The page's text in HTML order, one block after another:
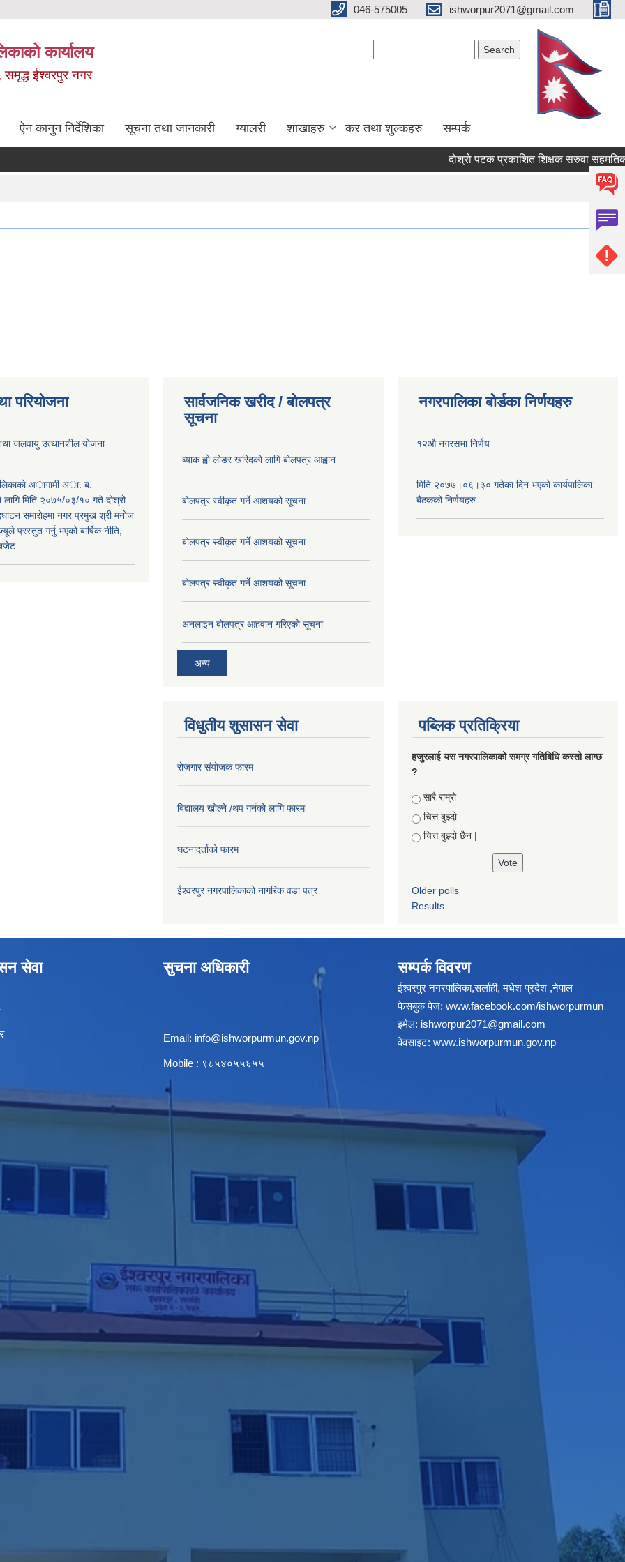
046-575005 ishworpur2071@gmail.com
कार्यालय
ईश्वरपुर नगर
ऐन कानुन निर्देशिका सूचना तथा जानकारी ग्यालरी शाखाहरु कर तथा शुल्कहरु सम्पर्क
दोश्रो पटक प्रकाशित शिक्षक सरुवा सहमतिको
परियोजना
जलवायु उत्थानशील योजना
अागामी अा. ब.
मिति २०७५/०३/१० गते दोश्रो
समाराेहमा नगर प्रमुख श्री मनाेज
प्रस्तुत गर्नु भएको बार्षिक नीति,
सार्वजनिक खरीद / बोलपत्र
सूचना
ब्याक ह्वो लोडर खरिदको लागि बोलपत्र आह्वान
बोलपत्र स्वीकृत गर्ने आशयको सूचना
बोलपत्र स्वीकृत गर्ने आशयको सूचना
बोलपत्र स्वीकृत गर्ने आशयको सूचना
अनलाइन बोलपत्र आहवान गरिएको सूचना
अन्य
नगरपालिका बोर्डका निर्णयहरु
१२औ नगरसभा निर्णय
मिति २०७७।०६।३० गतेका दिन भएकाे कार्यपालिका
बैठकको निर्णयहरु
विधुतीय शुसासन सेवा
रोजगार संयोजक फारम
बिद्यालय खोल्ने /थप गर्नको लागि फारम
घटनादर्ताको फारम
ईश्वरपुर नगरपालिकाको नागरिक वडा पत्र
पब्लिक प्रतिक्रिया
हजुरलाई यस नगरपालिकाको समग्र गतिबिधि कस्तो लाग्छ
?
Choices
सारै राम्रो
चित्त बुझ्दो
चित्त बुझ्दो छैन |
Older polls
Results
सेवा सुचना अधिकारी
Email: info@ishworpurmun.gov.np
Mobile : ९८५४०५५६५५
सम्पर्क विवरण
ईश्वरपुर नगरपालिका,सर्लाही, मधेश प्रदेश ,नेपाल
फेसबुक पेज: www.facebook.com/ishworpurmun
इमेल: ishworpur2071@gmail.com
वेवसाइट: www.ishworpurmun.gov.np